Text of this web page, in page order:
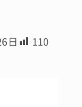
日 110